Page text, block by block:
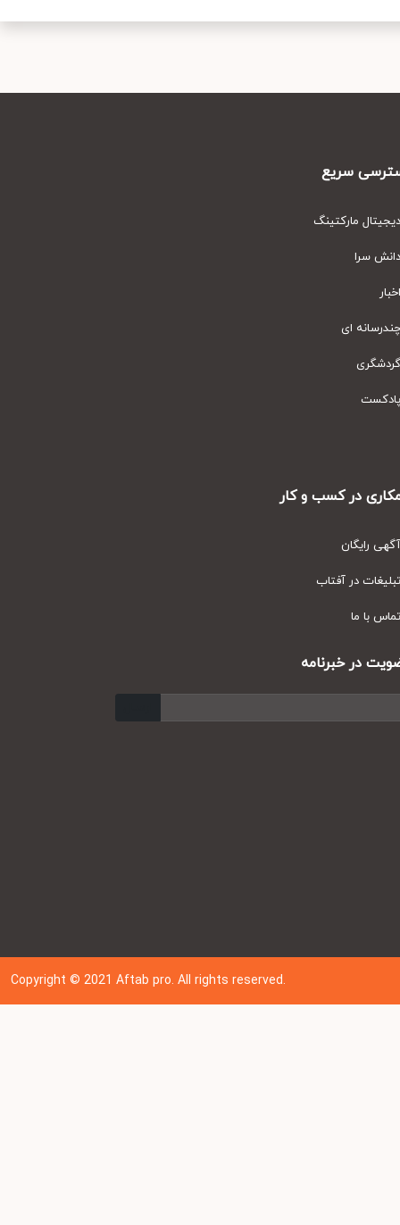
سریع
مارکتینگ
سرا
ای
در کسب و کار
رایگان
در آفتاب
با ما
در خبرنامه
Copyright © 202 1Aftab pro. All rights reserved.